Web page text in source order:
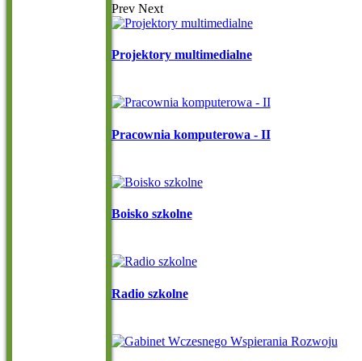
Prev Next
Projektory multimedialne
Pracownia komputerowa - II
Boisko szkolne
Radio szkolne